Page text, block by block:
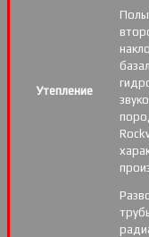
Утепление